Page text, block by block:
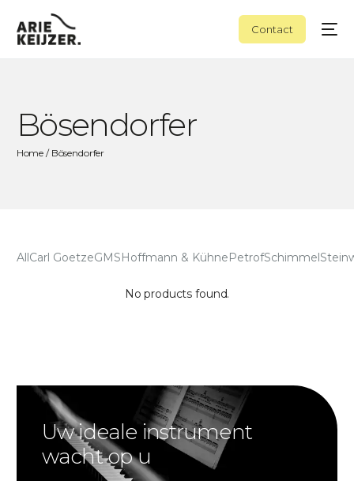
Contact
Bösendorfer
Home / Bösendorfer
AllCarl GoetzeGMSHoffmann & KühnePetrofSchimmel
No products found.
Uw ideale instrument
wacht op u